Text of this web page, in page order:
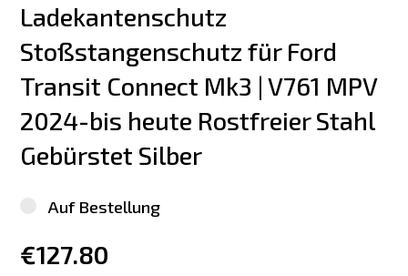
Ladekantenschutz
Stoßstangenschutz für Ford
Transit Connect Mk3 | V761 MPV
2024-bis heute Rostfreier Stahl
Gebürstet Silber
Auf Bestellung
€127.80